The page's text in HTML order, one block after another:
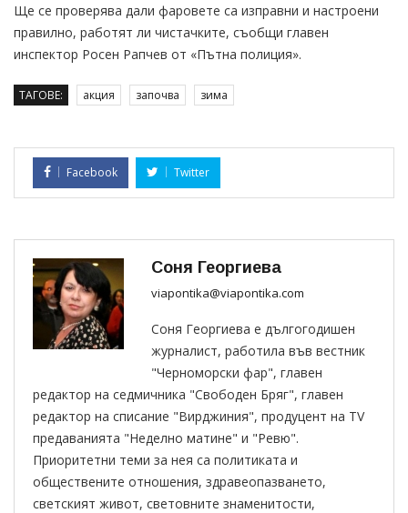
Ще се проверява дали фаровете са изправни и настроени
правилно, работят ли чистачките, съобщи главен
инспектор Росен Рапчев от «Пътна полиция».
ТАГОВЕ: акция започва зима
Facebook Twitter
Соня Георгиева
viapontika@viapontika.com
Соня Георгиева е дългогодишен
журналист, работила във вестник
"Черноморски фар", главен
редактор на седмичника "Свободен Бряг", главен
редактор на списание "Вирджиния", продуцент на TV
предаванията "Неделно матине" и "Ревю".
Приоритетни теми за нея са политиката и
обществените отношения, здравеопазването,
светският живот, световните знаменитости,